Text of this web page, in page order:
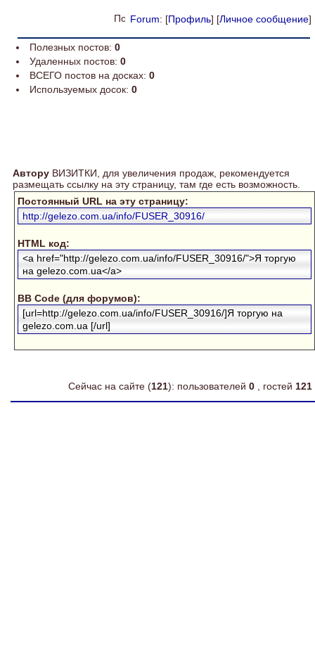
Forum: [Профиль] [Личное сообщение]
Полезных постов: 0
Удаленных постов: 0
ВСЕГО постов на досках: 0
Используемых досок: 0
Автору ВИЗИТКИ, для увеличения продаж, рекомендуется
размещать ссылку на эту страницу, там где есть возможность.
Постоянный URL на эту страницу:
http://gelezo.com.ua/info/FUSER_30916/
HTML код:
<a href="http://gelezo.com.ua/info/FUSER_30916/">Я торгую
на gelezo.com.ua</a>
BB Code (для форумов):
[url=http://gelezo.com.ua/info/FUSER_30916/]Я торгую на
gelezo.com.ua [/url]
Сейчас на сайте (121): пользователей 0 , гостей 121